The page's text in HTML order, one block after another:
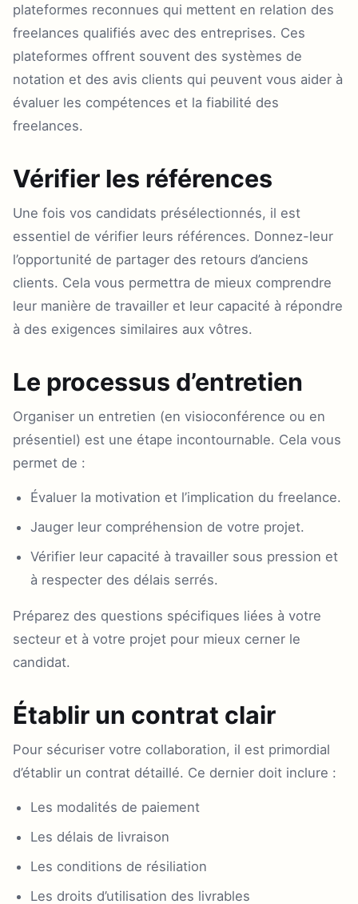
plateformes reconnues qui mettent en relation des
freelances qualifiés avec des entreprises. Ces
plateformes offrent souvent des systèmes de
notation et des avis clients qui peuvent vous aider à
évaluer les compétences et la fiabilité des
freelances.
Vérifier les références
Une fois vos candidats présélectionnés, il est
essentiel de vérifier leurs références. Donnez-leur
l’opportunité de partager des retours d’anciens
clients. Cela vous permettra de mieux comprendre
leur manière de travailler et leur capacité à répondre
à des exigences similaires aux vôtres.
Le processus d’entretien
Organiser un entretien (en visioconférence ou en
présentiel) est une étape incontournable. Cela vous
permet de :
Évaluer la motivation et l’implication du freelance.
Jauger leur compréhension de votre projet.
Vérifier leur capacité à travailler sous pression et
à respecter des délais serrés.
Préparez des questions spécifiques liées à votre
secteur et à votre projet pour mieux cerner le
candidat.
Établir un contrat clair
Pour sécuriser votre collaboration, il est primordial
d’établir un contrat détaillé. Ce dernier doit inclure :
Les modalités de paiement
Les délais de livraison
Les conditions de résiliation
Les droits d’utilisation des livrables